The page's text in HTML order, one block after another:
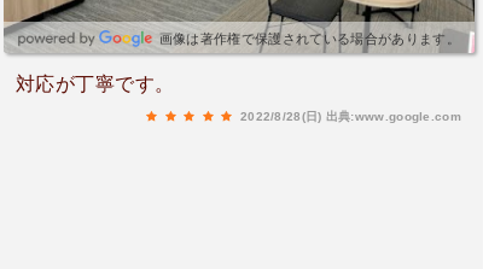
画像は著作権で保護されている場合があります。
対応が丁寧です。
2022/8/28(日) 出典:www.google.com